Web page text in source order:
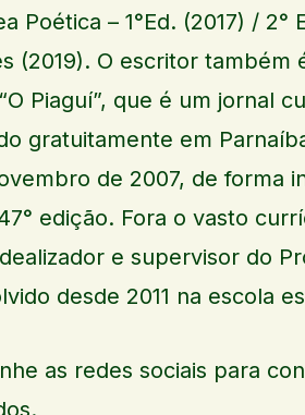
Poética – 1°Ed. (2017) /
(2019). O escritor
Piaguí”, que é um jornal
gratuitamente em
de 2007, de forma
edição. Fora o vasto
e supervisor do
desde 2011 na escola
as redes sociais para